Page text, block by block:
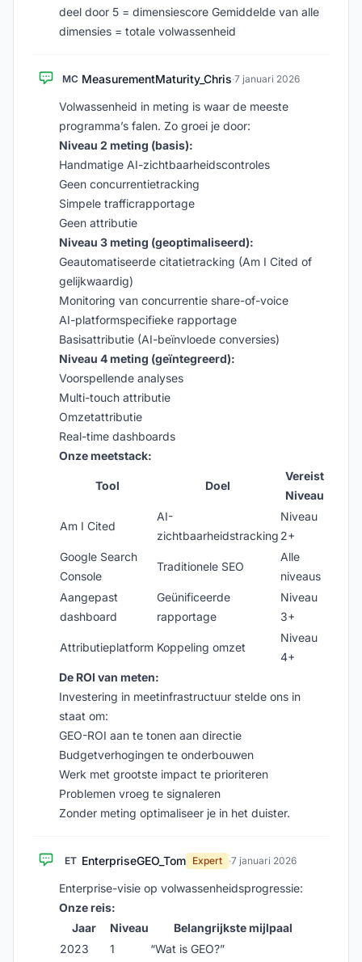
deel door 5 = dimensiescore Gemiddelde van alle
dimensies = totale volwassenheid
MC MeasurementMaturity_Chris·7 januari 2026
Volwassenheid in meting is waar de meeste
programma’s falen. Zo groei je door:
Niveau 2 meting (basis):
Handmatige AI-zichtbaarheidscontroles
Geen concurrentietracking
Simpele trafficrapportage
Geen attributie
Niveau 3 meting (geoptimaliseerd):
Geautomatiseerde citatietracking (Am I Cited of
gelijkwaardig)
Monitoring van concurrentie share-of-voice
AI-platformspecifieke rapportage
Basisattributie (AI-beïnvloede conversies)
Niveau 4 meting (geïntegreerd):
Voorspellende analyses
Multi-touch attributie
Omzetattributie
Real-time dashboards
Onze meetstack:
Tool Doel
Vereist
Niveau
Am I Cited
AI-
zichtbaarheidstracking
Niveau
2+
Google Search
Console
Traditionele SEO
Alle
niveaus
Aangepast
dashboard
Geünificeerde
rapportage
Niveau
3+
Attributieplatform Koppeling omzet
Niveau
4+
De ROI van meten:
Investering in meetinfrastructuur stelde ons in
staat om:
GEO-ROI aan te tonen aan directie
Budgetverhogingen te onderbouwen
Werk met grootste impact te prioriteren
Problemen vroeg te signaleren
Zonder meting optimaliseer je in het duister.
ET EnterpriseGEO_Tom Expert ·7 januari 2026
Enterprise-visie op volwassenheidsprogressie:
Onze reis:
Jaar
Niveau
Belangrijkste mijlpaal
2023
1
“Wat is GEO?”